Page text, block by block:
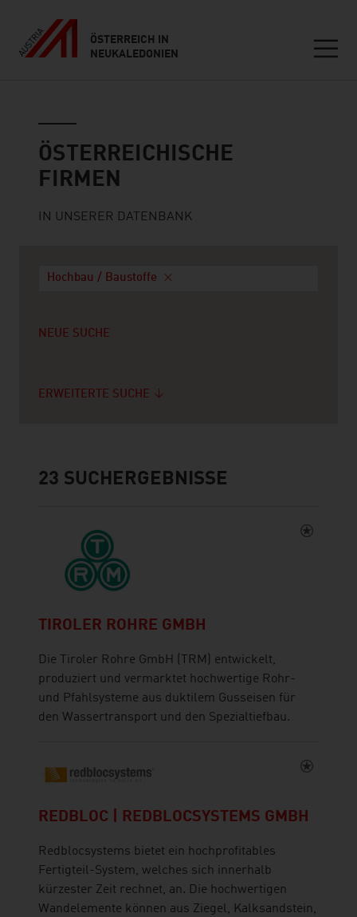
ÖSTERREICH IN
NEUKALEDONIEN
ÖSTERREICHISCHE
FIRMEN
IN UNSERER DATENBANK
Hochbau / Baustoffe
NEUE SUCHE
ERWEITERTE SUCHE
23 SUCHERGEBNISSE
TIROLER ROHRE GMBH
Die Tiroler Rohre GmbH (TRM) entwickelt,
produziert und vermarktet hochwertige Rohr-
und Pfahlsysteme aus duktilem Gusseisen für
den Wassertransport und den Spezialtiefbau.
REDBLOC | REDBLOCSYSTEMS GMBH
Redblocsystems bietet ein hochprofitables
Fertigteil-System, welches sich innerhalb
kürzester Zeit rechnet, an. Die hochwertigen
Wandelemente können aus Ziegel, Kalksandstein,